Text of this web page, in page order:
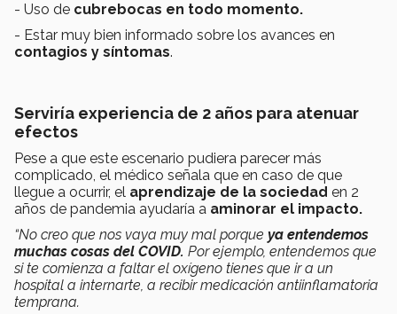
- Uso de cubrebocas en todo momento.
- Estar muy bien informado sobre los avances en
contagios y síntomas.
Serviría experiencia de 2 años para atenuar
efectos
Pese a que este escenario pudiera parecer más
complicado, el médico señala que en caso de que
llegue a ocurrir, el aprendizaje de la sociedad en 2
años de pandemia ayudaría a aminorar el impacto.
“No creo que nos vaya muy mal porque ya entendemos
muchas cosas del COVID. Por ejemplo, entendemos que
si te comienza a faltar el oxígeno tienes que ir a un
hospital a internarte, a recibir medicación antiinflamatoria
temprana.